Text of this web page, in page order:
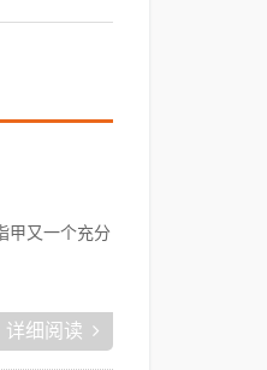
甲又一个充分
详细阅读